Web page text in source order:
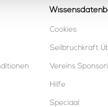
Cookies
Seilbruchkraft
Vereins
Hilfe
Speciaal